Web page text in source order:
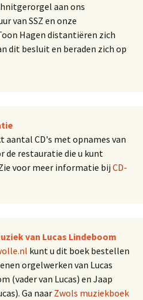
aan ons
van SSZ en onze
Hagen distantiëren zich
dit besluit en beraden zich op
aantal CD's met opnames van
de restauratie die u kunt
voor meer informatie bij CD-
van Lucas Lindeboom
kunt u dit boek bestellen
orgelwerken van Lucas
(vader van Lucas) en Jaap
Ga naar Zwols muziekboek